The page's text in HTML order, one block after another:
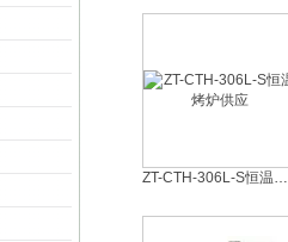
ZT-CTH-306L-S恒温烤炉供应